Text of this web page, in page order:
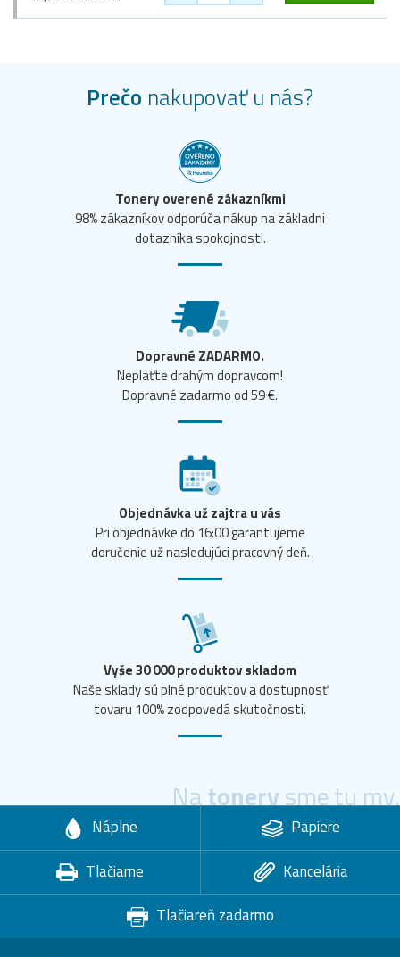
Prečo nakupovať u nás?
Tonery overené zákazníkmi
98% zákazníkov odporúča nákup na základni
dotazníka spokojnosti.
Dopravné ZADARMO.
Neplaťte drahým dopravcom!
Dopravné zadarmo od 59 €.
Objednávka už zajtra u vás
Pri objednávke do 16:00 garantujeme
doručenie už nasledujúci pracovný deň.
Vyše 30 000 produktov skladom
Naše sklady sú plné produktov a dostupnosť
tovaru 100% zodpovedá skutočnosti.
Natonerysme tu my.
Náplne
Papiere
Tlačiarne
Kancelária
Tlačiareň zadarmo